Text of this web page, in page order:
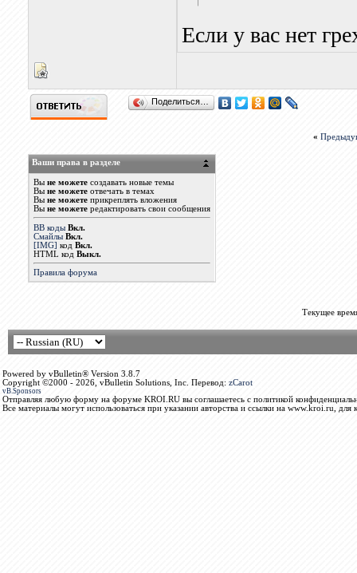
Если у вас нет
Поделиться…
«
Ваши права в разделе
Вы не можетесоздавать новые темы
Вы не можетеотвечать в темах
Вы не можетеприкреплять вложения
Вы не можетередактировать свои сообщения
BB коды Вкл.
Смайлы Вкл.
[IMG] код Вкл.
HTML код Выкл.
Правила форума
Текущее
Powered by vBulletin® Version 3.8.7
Copyright ©2000 - 2026, vBulletin Solutions, Inc. Перевод: zCarot
vB.Sponsors
Отправляя любую форму на форуме KROI.RU вы соглашаетесь с политикой
Все материалы могут использоваться при указании авторства и ссылки на www.kroi.ru, для